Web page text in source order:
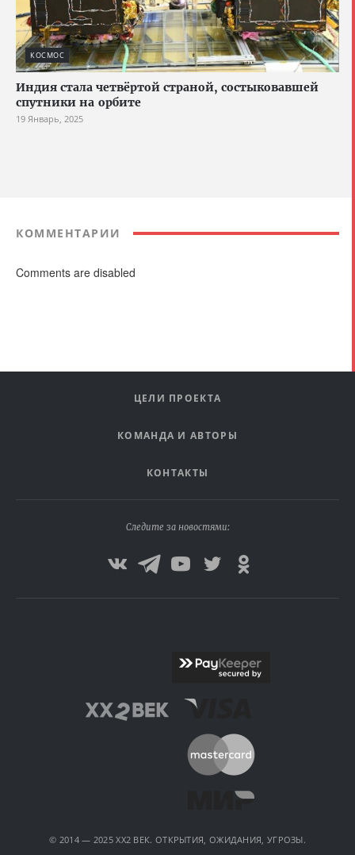
КОСМОС
Индия стала четвёртой страной, состыковавшей
спутники на орбите
19 Январь, 2025
КОММЕНТАРИИ
Comments are disabled
ЦЕЛИ ПРОЕКТА
КОМАНДА И АВТОРЫ
КОНТАКТЫ
Следите за новостями:
© 2014 — 2025 XX2 ВЕК. ОТКРЫТИЯ, ОЖИДАНИЯ, УГРОЗЫ.